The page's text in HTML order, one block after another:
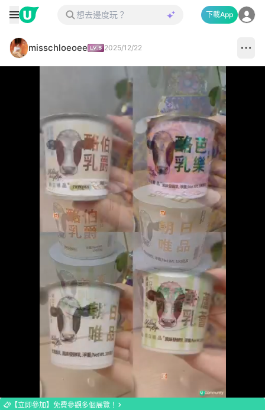
下載App
misschloeoee 2025/12/22
Loaded
100.00%
【立即參加】免費參觀多個展覽！